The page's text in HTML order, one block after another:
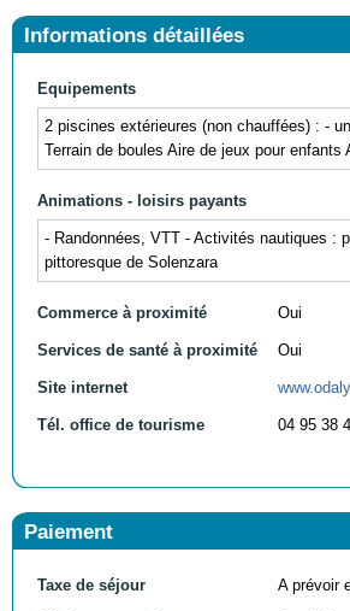
Informations détaillées
Equipements
2 piscines extérieures (non chauffées) : -
Terrain de boules Aire de jeux pour
Animations - loisirs payants
- Randonnées, VTT - Activités nautiques :
pittoresque de Solenzara
Commerce à proximité Oui
Services de santé à proximité Oui
Site internet
Tél. office de tourisme 04 95 38
Paiement
Taxe de séjour A prévoir